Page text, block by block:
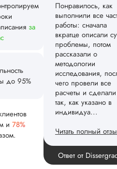
за
до 95%
и 78%
Спасибо!
ваши слова
Ответ от
Женя
Вид работы:
Диссертация
Дата:2025-08-03
Заказывал тут
срокам и
конечно, для меня